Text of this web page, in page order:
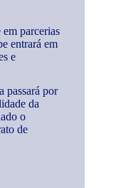
parcerias
entrará em
e
passará por
da
o
de